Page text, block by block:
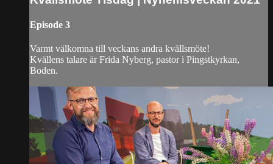
Episode 3
Varmt välkomna till veckans andra kvällsmöte!
Kvällens talare är Frida Nyberg, pastor i Pingstkyrkan,
Boden.